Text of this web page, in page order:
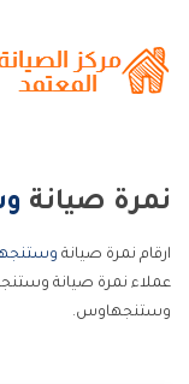
نمرة صيانة
ارقام نمرة صيانة
عملاء نمرة صيانة
وستنجهاوس.